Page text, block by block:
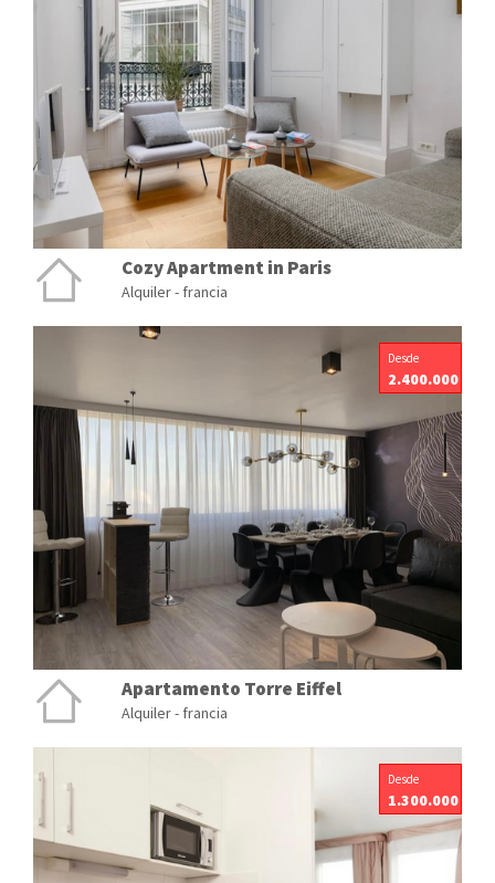
Cozy Apartment in Paris
Alquiler - francia
Desde
2.400.000
Apartamento Torre Eiffel
Alquiler - francia
Desde
1.300.000